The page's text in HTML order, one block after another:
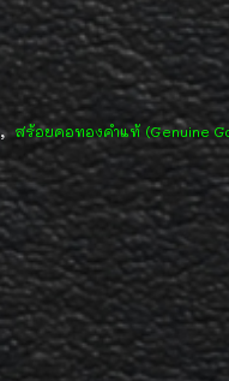
, สร้อยคอทองคำแท้ (Genuine